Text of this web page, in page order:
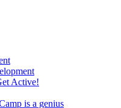
Active!
is a genius